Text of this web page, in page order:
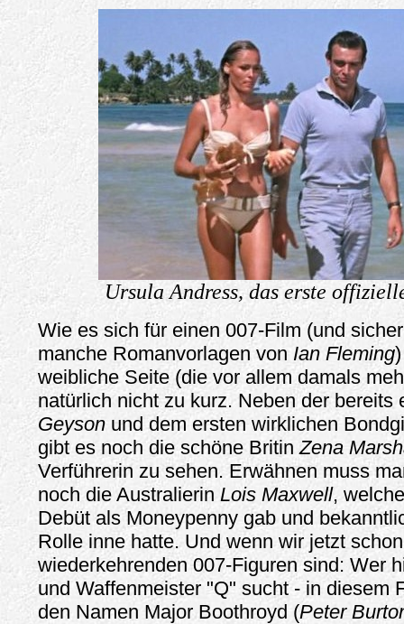
Ursula Andress, das erste
Wie es sich für einen 007-Film (und
manche Romanvorlagen von Ian Fleming
weibliche Seite (die vor allem damals
natürlich nicht zu kurz. Neben der bereits
Geyson und dem ersten wirklichen
gibt es noch die schöne BritinZena
Verführerin zu sehen. Erwähnen muss
noch die Australierin Lois Maxwell,
Debüt als Moneypenny gab und
Rolle inne hatte. Und wenn wir jetzt
wiederkehrenden 007-Figuren sind: Wer
und Waffenmeister "Q" sucht - in diesem
den Namen Major Boothroyd (Peter